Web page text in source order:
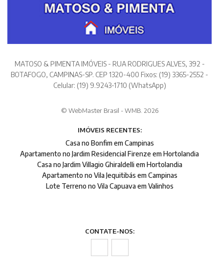
MATOSO & PIMENTA IMÓVEIS - RUA RODRIGUES ALVES, 392 -
BOTAFOGO, CAMPINAS-SP. CEP 1320-400 Fixos: (19) 3365-2552 -
Celular: (19) 9.9243-1710 (WhatsApp)
© WebMaster Brasil - WMB. 2026
IMÓVEIS RECENTES:
Casa no Bonfim em Campinas
Apartamento no Jardim Residencial Firenze em Hortolandia
Casa no Jardim Villagio Ghiraldelli em Hortolandia
Apartamento no Vila Jequitibás em Campinas
Lote Terreno no Vila Capuava em Valinhos
CONTATE-NOS: